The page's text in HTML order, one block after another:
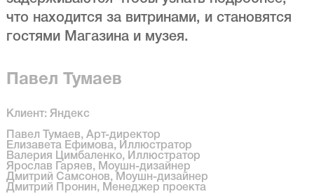
что находится за витринами, и становятся
гостями Магазина и музея.
Павел Тумаев
Клиент: Яндекс
Павел Тумаев, Арт-директор
Елизавета Ефимова, Иллюстратор
Валерия Цимбаленко, Иллюстратор
Ярослав Гаряев, Моушн-дизайнер
Дмитрий Самсонов, Моушн-дизайнер
Дмитрий Пронин, Менеджер проекта